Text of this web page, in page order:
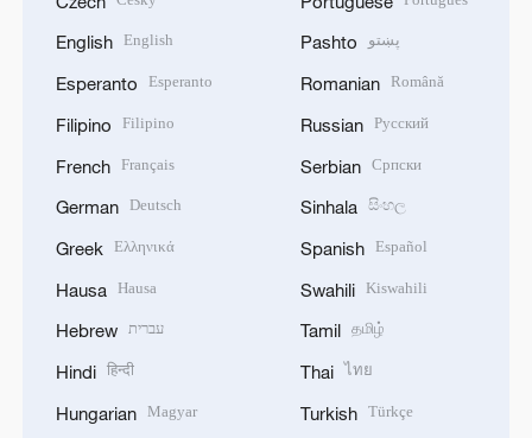
English English
Esperanto Esperanto
Filipino Filipino
French Français
German Deutsch
Greek Ελληνικά
Hausa Hausa
Hebrew עברית
Hindi हिन्दी
Hungarian Magyar
Pashto پښتو
Romanian Română
Russian Русский
Serbian Српски
Sinhala සිංහල
Spanish Español
Swahili Kiswahili
Tamil தமிழ்
Thai ไทย
Turkish Türkçe